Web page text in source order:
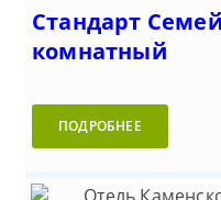
Стандарт
комнатный
ПОДРОБНЕЕ